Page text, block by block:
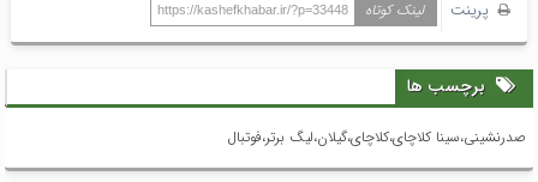
پرینت
لینک کوتاه https://kashefkhabar.ir/?p=33448
برچسب ها
صدرنشینی،سینا کلاچای،کلاچای،گیلان،لیگ برتر،فوتبال